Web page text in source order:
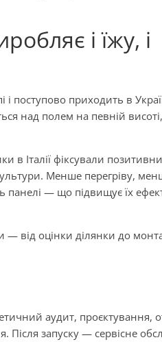
і їжу, і
поступово приходить в
над полем на певній
в Італії фіксували
Менше перегріву,
— що підвищує їх
— від оцінки ділянки до
аудит, проєктування,
запуску — сервісне